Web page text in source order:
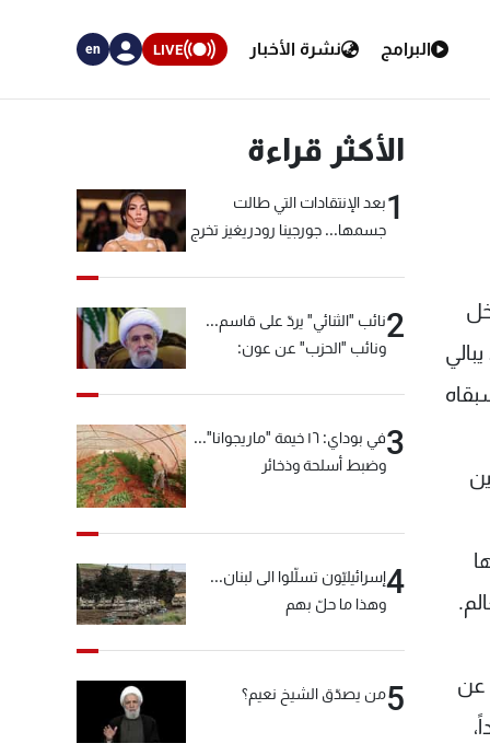
البرامج نشرة الأخبار LIVE
en
عن
الأكثر قراءة
1بعد الإنتقادات التي طالت
جسمها... جورجينا رودريغيز تخرج
2نائب "الثنائي" يردّ على قاسم...
ونائب "الحزب" عن عون:
3
في بوداي: ١٦ خيمة "ماريجوانا"...
وضبط أسلحة وذخائر
4إسرائيليّون تسلّلوا الى لبنان...
وهذا ما حلّ بهم
5من يصدّق الشيخ نعيم؟